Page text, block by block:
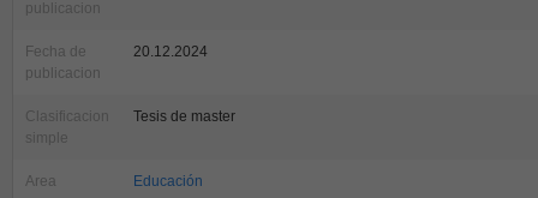
publicacion
Fecha de
publicacion
20.12.2024
Clasificacion
simple
Tesis de master
Area Educación